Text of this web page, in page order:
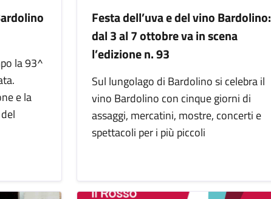
la 93^
e la
Festa dell’uva e del vino Bardolino:
dal 3 al 7 ottobre va in scena
l’edizione n. 93
Sul lungolago di Bardolino si celebra il
vino Bardolino con cinque giorni di
assaggi, mercatini, mostre, concerti e
spettacoli per i più piccoli